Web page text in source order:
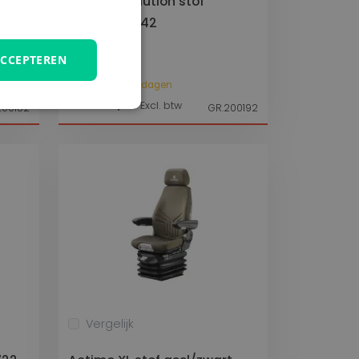
MSG95EL/742
GRAMMER
Levertijd 10 werkdagen
€ 4.728,00Excl. btw GR.200192
Vergelijk
en
van de